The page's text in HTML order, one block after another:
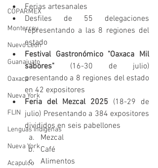
COPARMEX
Monterrey
Nuevo León
Guanajuato
Oaxaca
Nueva York
FLIN
Lenguas Indígenas
Nueva York
Acapulco
Ferias artesanales
Desfiles de 55 delegaciones
representando a las 8 regiones del
estado
Festival Gastronómico "Oaxaca Mil
sabores" (16-30 de julio)
presentando a 8 regiones del estado
en 42 expositores
Feria del Mezcal 2025 (18-29 de
julio) Presentando a 384 expositores
divididos en seis pabellones
Mezcal
Café
Alimentos